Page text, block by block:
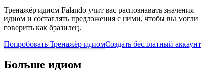
Тренажёр идиом Falando учит вас распознавать значения
идиом и составлять предложения с ними, чтобы вы могли
говорить как бразилец.
Попробовать Тренажёр идиомСоздать бесплатный аккаунт
Больше идиом